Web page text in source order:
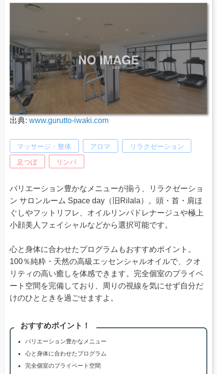
出典: www.gurutto-iwaki.com
マッサージ・整体 アロマ リラクゼーション
足つぼ リンパ
バリエーション豊かなメニューが揃う、リラクゼーショ
ン サロンルーム Space day（旧Rilala）。頭・首・肩ほ
ぐしやフットリフレ、オイルリンパドレナージュや極上
小顔美人フェイシャルなどから選択可能です。
心と身体に合わせたプログラムもおすすめポイント。
100％純粋・天然の高級エッセンシャルオイルで、クオ
リティの高い癒しを体感できます。完全個室のプライベ
ート空間を完備しており、周りの視線を気にせず自分だ
けのひとときを過ごせますよ。
おすすめポイント！
バリエーション豊かなメニュー
心と身体に合わせたプログラム
完全個室のプライベート空間